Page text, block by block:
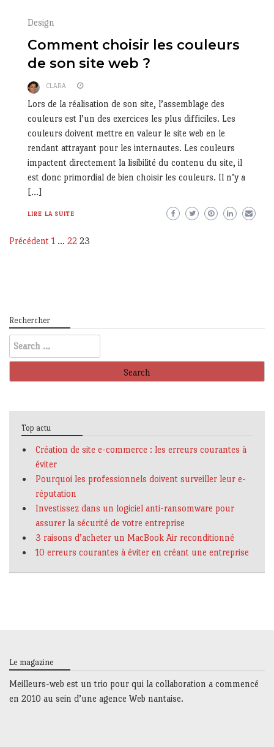
Design
Comment choisir les couleurs
de son site web ?
CLARA
Lors de la réalisation de son site, l’assemblage des
couleurs est l’un des exercices les plus difficiles. Les
couleurs doivent mettre en valeur le site web en le
rendant attrayant pour les internautes. Les couleurs
impactent directement la lisibilité du contenu du site, il
est donc primordial de bien choisir les couleurs. Il n’y a
[…]
LIRE LA SUITE
Pagination
Précédent 1 … 22 23
Rechercher
Search
for:
Top actu
Création de site e-commerce : les erreurs courantes à
éviter
Pourquoi les professionnels doivent surveiller leur e-
réputation
Investissez dans un logiciel anti-ransomware pour
assurer la sécurité de votre entreprise
3 raisons d’acheter un MacBook Air reconditionné
10 erreurs courantes à éviter en créant une entreprise
Le magazine
Meilleurs-web est un trio pour qui la collaboration a commencé
en 2010 au sein d’une agence Web nantaise.